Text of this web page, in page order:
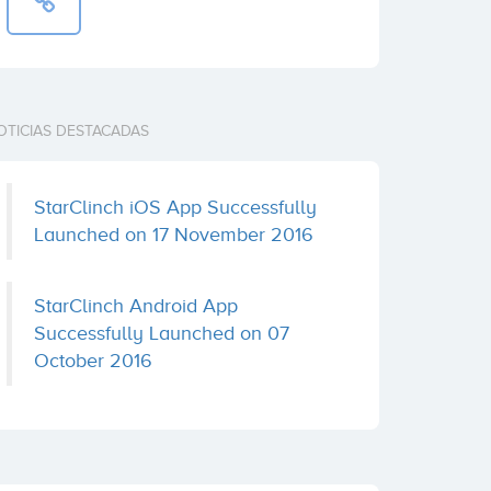
DESTACADAS
StarClinch iOS App Successfully
Launched on 17 November 2016
StarClinch Android App
Successfully Launched on 07
October 2016